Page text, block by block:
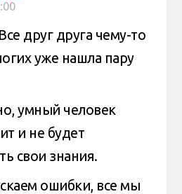
друг друга чему-то
уже нашла пару
умный человек
и не будет
свои знания.
ошибки, все мы